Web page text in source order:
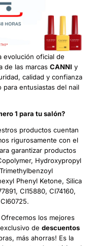
evolución oficial de
de las marcas CANNI y
calidad y confianza
entusiastas del nail
1 para tu salón?
productos cuentan
rigurosamente con el
garantizar productos
Hydroxypropyl
Phenyl Ketone, Silica
CI15880, CI74160,
los mejores
de descuentos
más ahorras! Es la